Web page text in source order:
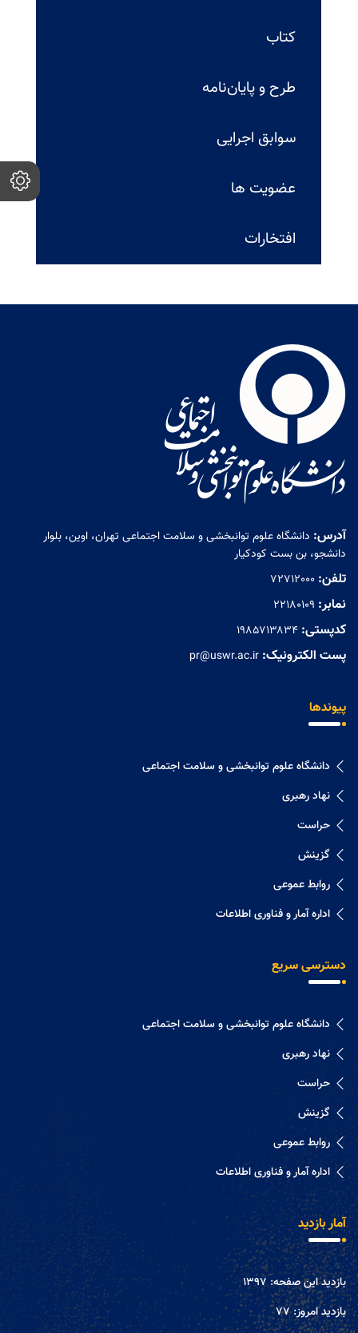
کتاب
طرح و پایان‌نامه
سوابق اجرایی
عضویت ها
افتخارات
آدرس: دانشگاه علوم توانبخشی و سلامت اجتماعی تهران، اوین، بلوار
دانشجو، بن بست کودکیار
تلفن: 72712000
نمابر: ۲۲۱۸۰۱۰۹
کدپستی: ۱۹۸۵۷۱۳۸۳۴
پست الکترونیک: pr@uswr.ac.ir
پیوندها
دانشگاه علوم توانبخشی و سلامت اجتماعی
نهاد رهبری
حراست
گزینش
روابط عموعی
اداره آمار و فناوری اطلاعات
دسترسی سریع
دانشگاه علوم توانبخشی و سلامت اجتماعی
نهاد رهبری
حراست
گزینش
روابط عموعی
اداره آمار و فناوری اطلاعات
آمار بازدید
بازدید این صفحه:1397
بازدید امروز:77